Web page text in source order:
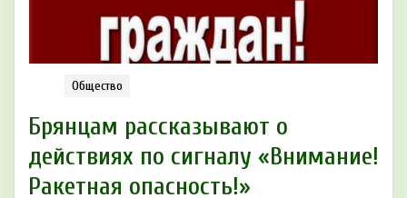
Общество
Брянцам рассказывают о
действиях по сигнaлу «Внимaние!
Ракетнaя опасность!»